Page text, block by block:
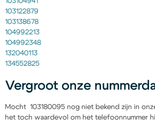
103122879
103138678
104992213
104992348
132040113
134552825
Vergroot onze
Mocht 103180095 nog niet bekend zijn in
het toch waardevol om het telefoonnummer